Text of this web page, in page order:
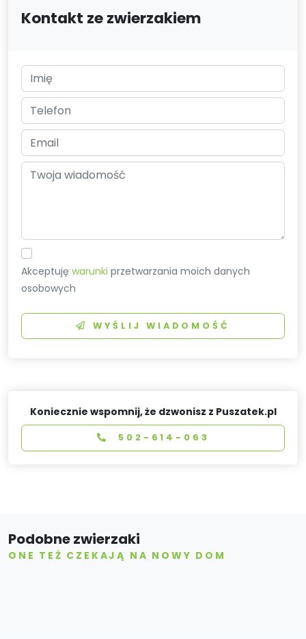
Kontakt ze zwierzakiem
Akceptujęwarunki przetwarzania moich danych
osobowych
WYŚLIJ WIADOMOŚĆ
Koniecznie wspomnij, że dzwonisz z Puszatek.pl
502-614-063
Podobne zwierzaki
ONE TEŻ CZEKAJĄ NA NOWY DOM